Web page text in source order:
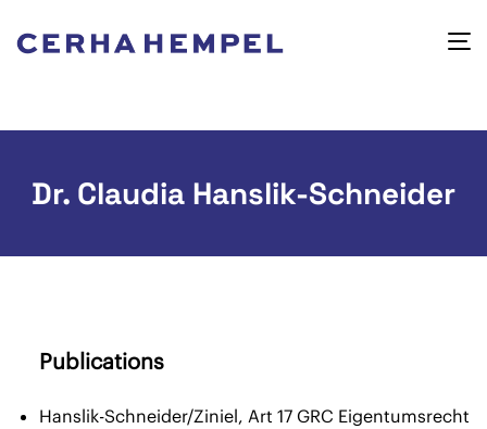
Dr. Claudia Hanslik-Schneider
Publications
Hanslik-Schneider/Ziniel, Art 17 GRC Eigentumsrecht